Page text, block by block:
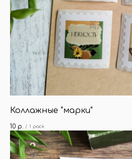
Коллажные "марки"
10 р. / 1 pack